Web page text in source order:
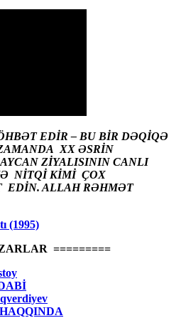
EDİR – BU BİR DƏQİQƏ
XX ƏSRİN
ZİYALISININ CANLI
NİTQİ KİMİ ÇOX
EDİN. ALLAH RƏHMƏT
(1995)
=========